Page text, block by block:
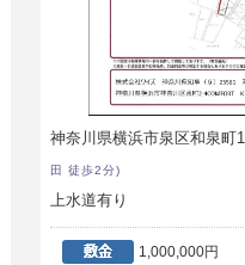
神奈川県横浜市泉区和泉町
田 徒歩2分)
上水道有り
1,000,000円